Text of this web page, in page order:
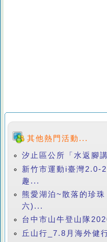
其他熱門活動...
汐止區公所「水返腳
新竹市運動i臺灣2.0-
趣...
熊愛湖泊~散落的珍
六)...
台中市山牛登山隊
丘山行_7.8月海外健